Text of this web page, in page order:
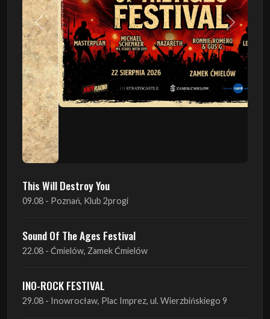
This Will Destroy You
09.08 - Poznań, Klub 2progi
Sound Of The Ages Festival
22.08 - Ćmielów, Zamek Ćmielów
INO-ROCK FESTIVAL
29.08 - Inowrocław, Plac Imprez, ul. Wierzbińskiego 9
ProgRockFest 2026